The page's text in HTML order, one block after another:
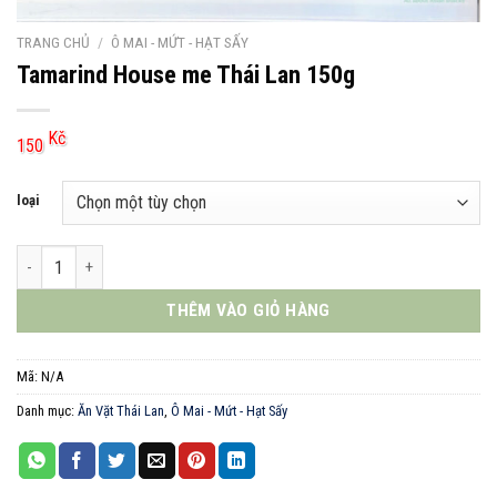
TRANG CHỦ / Ô MAI - MỨT - HẠT SẤY
Tamarind House me Thái Lan 150g
150 Kč
loại
Tamarind House me Thái Lan 150g số lượng
THÊM VÀO GIỎ HÀNG
Mã: N/A
Danh mục: Ăn Vặt Thái Lan, Ô Mai - Mứt - Hạt Sấy